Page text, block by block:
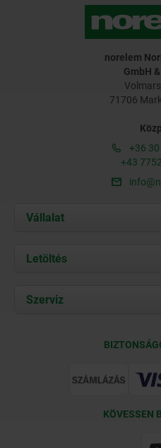
norelem
GmbH
71706
+36
+43 7752
Vállalat
Rólunk
Kapcsolat
Letöltés
Documents
Szerviz
KÖVESSEN